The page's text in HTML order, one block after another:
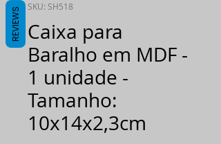
SKU: SH518
Caixa para
Baralho em MDF -
1 unidade -
Tamanho:
10x14x2,3cm
REVIEWS